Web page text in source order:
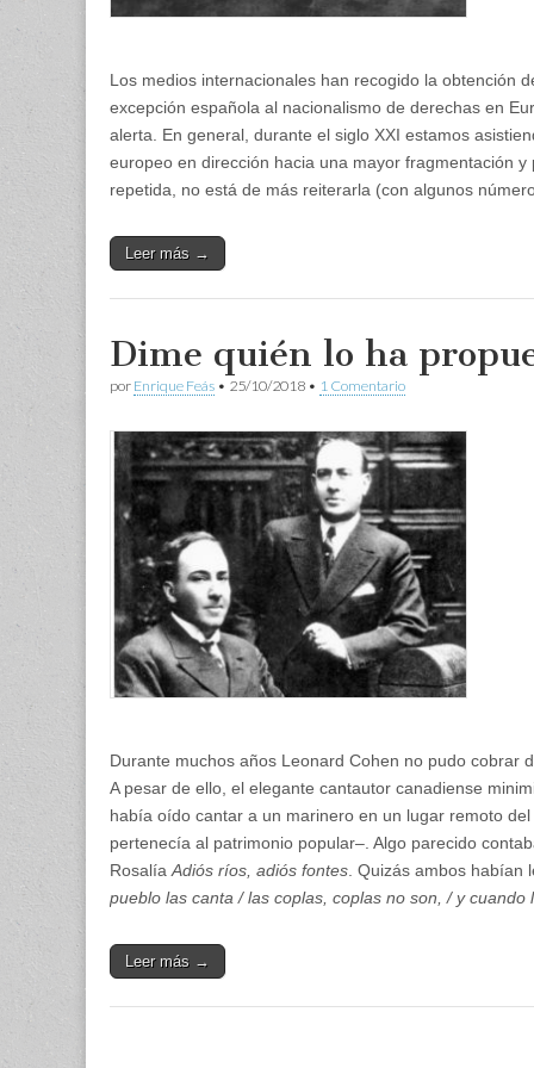
Los medios internacionales han recogido la obtención
excepción española al nacionalismo de derechas en
alerta. En general, durante el siglo XXI estamos
europeo en dirección hacia una mayor fragmentación
repetida, no está de más reiterarla (con algunos
Leer más →
Dime quién lo ha
por Enrique Feás • 25/10/2018 • 1 Comentario
Durante muchos años Leonard Cohen no pudo cobrar
A pesar de ello, el elegante cantautor canadiense
había oído cantar a un marinero en un lugar remoto
pertenecía al patrimonio popular–. Algo parecido
Rosalía Adiós ríos, adiós fontes . Quizás ambos
pueblo las canta / las coplas, coplas no son, / y
Leer más →